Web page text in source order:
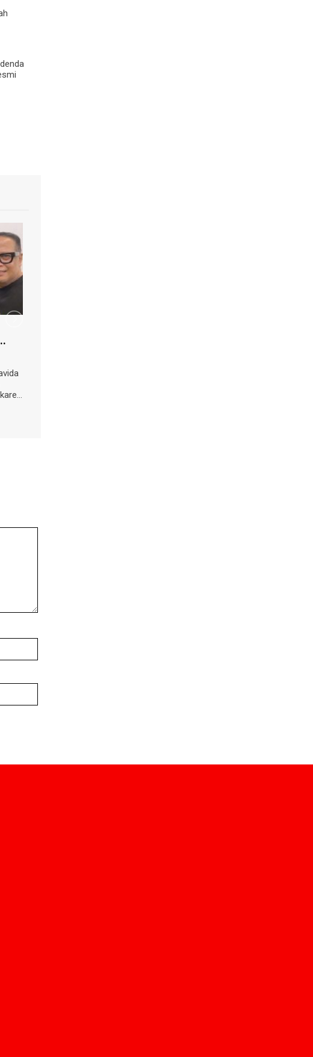
2020
Kepala
Sutrisno
vir...